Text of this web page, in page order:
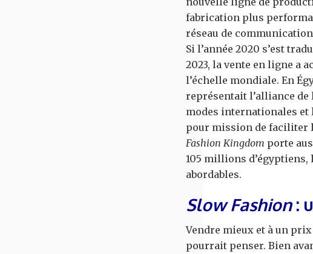
fabrication plus
réseau de
Si l’année 2020 s’est
2023, la vente en ligne a
l’échelle mondiale. En
représentait l’alliance de
modes internationales et
pour mission de faciliter
Fashion Kingdom porte
105 millions
abordables.
Slow Fashion:
Vendre mieux et à un
pourrait penser. Bien